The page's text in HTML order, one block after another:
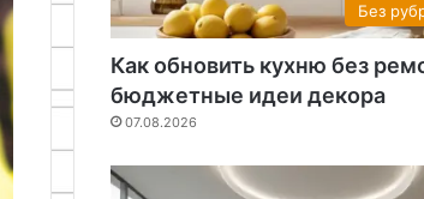
Без
Как обновить кухню без
бюджетные идеи декора
07.08.2026